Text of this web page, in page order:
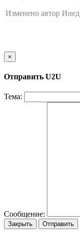
Изменено автор Инед
×
Отправить U2U
Тема:
Сообщение:
Закрыть Отправить